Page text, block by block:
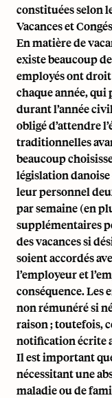
constituées selon
Vacances et
En matière de
existe beaucoup
employés ont droit
chaque année,
durant l’année
obligé d’attendre
traditionnelles
beaucoup
législation danoise
leur personnel
par semaine (en
supplémentaires
des vacances si
soient accordés
l’employeur et
conséquence. Les
non rémunéré si
raison ; toutefois,
notification écrite
Il est important
nécessitant une
maladie ou de